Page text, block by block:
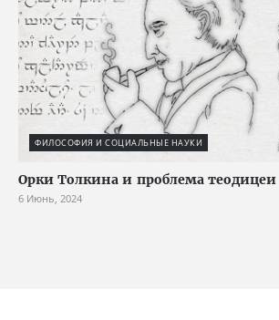
ФИЛОСОФИЯ И СОЦИАЛЬНЫЕ НАУКИ
Орки Толкина и проблема теодицеи
6 Июнь, 2024